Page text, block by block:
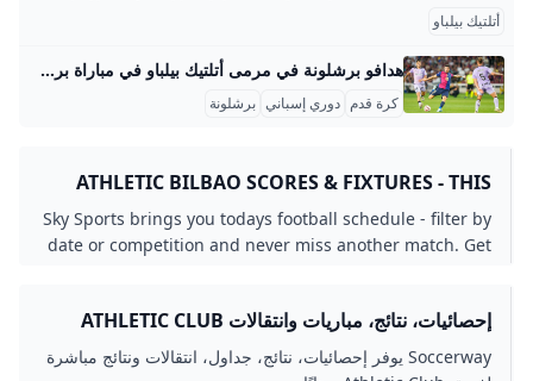
أتلتيك بيلباو
هدافو برشلونة في مرمى أتلتيك بيلباو في مباراة برشلونة ضد أتلتيك بيلباو، سجل هدفي برشلونة اللاعب الرائع روبرت ليفاندوفسكي، وكان بالفعل في قمة عطائه، حيث أظهر مهارات رائعة وسجل هدفين. الهدف الأول جاء في الدقيقة 14، وفي غضون دقائق قليلة استغل ليفاندوفسكي كرة ركنية ليضيف الهدف الثاني بطريقة مذهلة برأسية قوية. هل يمكنك أن تتخيل كم كان جمهور برشلونة متحمسًا في تلك اللحظات؟! ومع اقتراب المباراة من نهايتها، حصل برشلونة على ركلة جزاء، والتي نفذها ببراعة داني أولمو وأضاف الهدف الثالث.
كرة قدم دوري إسباني برشلونة
ATHLETIC BILBAO SCORES & FIXTURES - THIS
MONTHS SCHEDULE OF FOOTBALL MATCHES
Sky Sports brings you todays football schedule - filter by
date or competition and never miss another match. Get
competitions including the Premier League and
Champions League. Watch live football on Sky Sports.
إحصائيات، نتائج، مباريات وانتقالات ATHLETIC CLUB
SOCCERWAYSoccerway يوفر إحصائيات، نتائج، جداول، انتقالات ونتائج مباشرة